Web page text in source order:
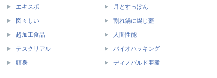
エキスポ 月とすっぽん
図々しい 割れ鍋に綴じ蓋
超加工食品 人間性能
テスクリアル バイオハッキング
頭身 ディノバルド亜種